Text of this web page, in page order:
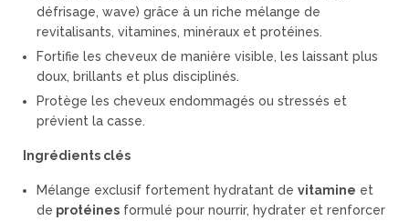
défrisage, wave) grâce à un riche mélange de
revitalisants, vitamines, minéraux et protéines.
Fortifie les cheveux de manière visible, les laissant plus
doux, brillants et plus disciplinés.
Protège les cheveux endommagés ou stressés et
prévient la casse.
Ingrédients clés
Mélange exclusif fortement hydratant de vitamine et
de protéines formulé pour nourrir, hydrater et renforcer